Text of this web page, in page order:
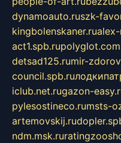
dynamoauto.ruszk-
kingbolenskaner.ru
act1.spb.ru
detsad125.rumir-
council.spb.ru
iclub.net.rugazon-
pylesostineco.rumsts-
artemovskij.ru
ndm.msk.ru